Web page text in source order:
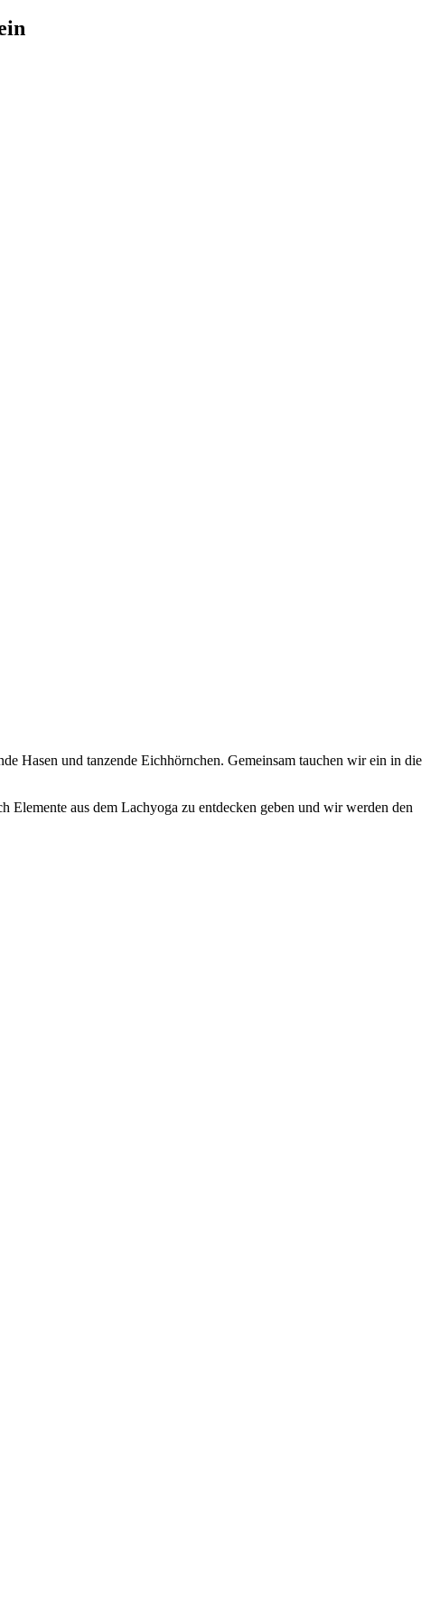
Hasen und tanzende Eichhörnchen. Gemeinsam tauchen wir ein in die
aus dem Lachyoga zu entdecken geben und wir werden den